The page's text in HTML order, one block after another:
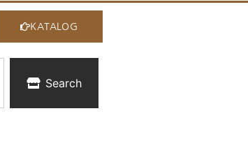
KATALOG
Search